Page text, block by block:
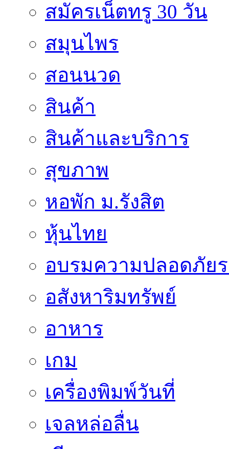
สมัครเน็ตทรู 30 วัน
สมุนไพร
สอนนวด
สินค้า
สินค้าและบริการ
สุขภาพ
หอพัก ม.รังสิต
หุ้นไทย
อบรมความปลอดภัย
อสังหาริมทรัพย์
อาหาร
เกม
เครื่องพิมพ์วันที่
เจลหล่อลื่น